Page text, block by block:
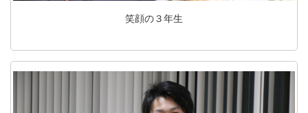
笑顔の３年生